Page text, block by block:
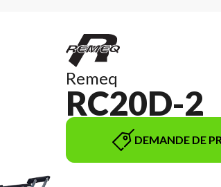
Remeq
RC20D-2
DEMANDE DE